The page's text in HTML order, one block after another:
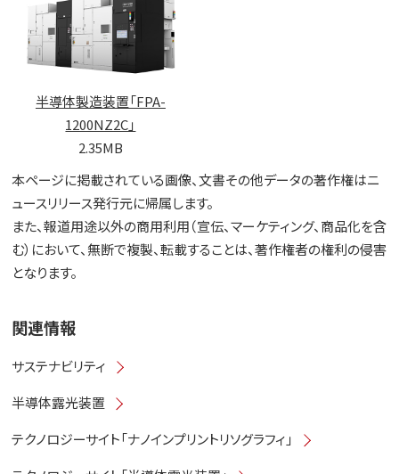
半導体製造装置「FPA-
1200NZ2C」
2.35MB
本ページに掲載されている画像、文書その他データの著作権はニ
ュースリリース発行元に帰属します。
また、報道用途以外の商用利用（宣伝、マーケティング、商品化を含
む）において、無断で複製、転載することは、著作権者の権利の侵害
となります。
関連情報
サステナビリティ
半導体露光装置
テクノロジーサイト「ナノインプリントリソグラフィ」